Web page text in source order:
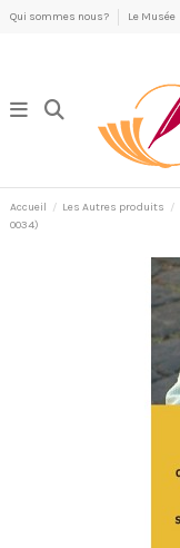
Qui sommes nous? Le Musée
Accueil Les Autres produits
0034)